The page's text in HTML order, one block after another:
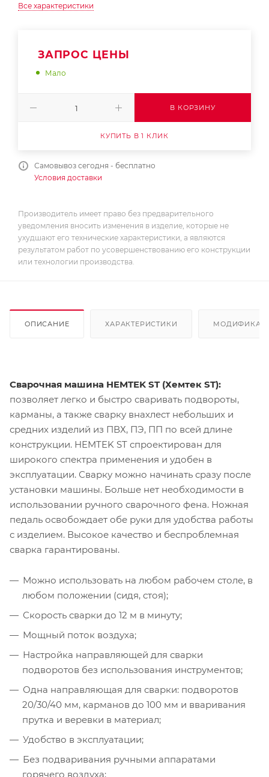
Все характеристики
ЗАПРОС ЦЕНЫ
Мало
В КОРЗИНУ
КУПИТЬ В 1 КЛИК
Самовывоз сегодня - бесплатно
Условия доставки
Производитель имеет право без предварительного
уведомления вносить изменения в изделие, которые не
ухудшают его технические характеристики, а являются
результатом работ по усовершенствованию его конструкции
или технологии производства.
ОПИСАНИЕ ХАРАКТЕРИСТИКИ
Сварочная машина HEMTEK ST (Хемтек ST):
позволяет легко и быстро сваривать подвороты,
карманы, а также сварку внахлест небольших и
средних изделий из ПВХ, ПЭ, ПП по всей длине
конструкции. HEMTEK ST спроектирован для
широкого спектра применения и удобен в
эксплуатации. Сварку можно начинать сразу после
установки машины. Больше нет необходимости в
использовании ручного сварочного фена. Ножная
педаль освобождает обе руки для удобства работы
с изделием. Высокое качество и беспроблемная
сварка гарантированы.
Можно использовать на любом рабочем столе, в
любом положении (сидя, стоя);
Скорость сварки до 12 м в минуту;
Мощный поток воздуха;
Настройка направляющей для сварки
подворотов без использования инструментов;
Одна направляющая для сварки: подворотов
20/30/40 мм, карманов до 100 мм и вваривания
прутка и веревки в материал;
Удобство в эксплуатации;
Без подваривания ручными аппаратами
горячего воздуха;